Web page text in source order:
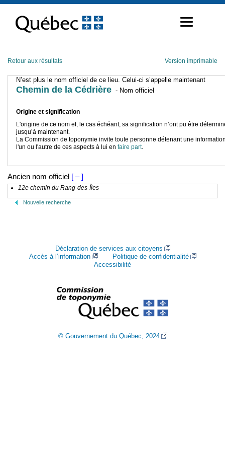
contenu
Retour aux résultats Version imprimable
N’est plus le nom officiel de ce lieu. Celui-ci s’appelle maintenant
Chemin de la Cédrière - Nom officiel
Origine et signification
L'origine de ce nom et, le cas échéant, sa signification n’ont pu être
jusqu’à maintenant.
La Commission de toponymie invite toute personne détenant une
l'un ou l'autre de ces aspects à lui en faire part.
Ancien nom officiel [ – ]
12e chemin du Rang-des-Îles
Nouvelle recherche
Déclaration de services aux citoyens
Accès à l’information
Politique de confidentialité
Accessibilité
© Gouvernement du Québec, 2024